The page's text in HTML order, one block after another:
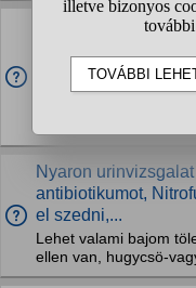
Mandulagyulladás
Múlt kedden
lázam, hánytam, fájt
Nyaron
antibiotikumot,
el szedni,...
Lehet valami bajom
ellen van, hugycsö-